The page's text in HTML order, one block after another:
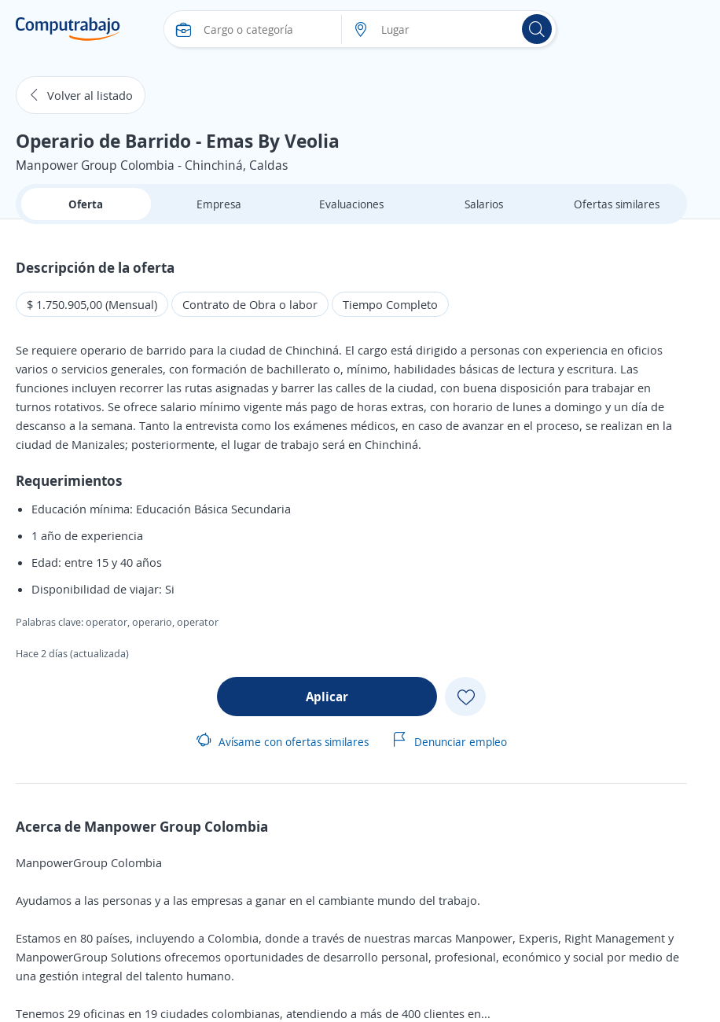
Volver al listado
Operario de Barrido - Emas By Veolia
Manpower Group Colombia - Chinchiná, Caldas
Oferta Empresa Evaluaciones Salarios Ofertas similares
Descripción de la oferta
$ 1.750.905,00 (Mensual) Contrato de Obra o labor Tiempo Completo
Se requiere operario de barrido para la ciudad de Chinchiná. El cargo está dirigido a personas con experiencia en oficios
varios o servicios generales, con formación de bachillerato o, mínimo, habilidades básicas de lectura y escritura. Las
funciones incluyen recorrer las rutas asignadas y barrer las calles de la ciudad, con buena disposición para trabajar en
turnos rotativos. Se ofrece salario mínimo vigente más pago de horas extras, con horario de lunes a domingo y un día de
descanso a la semana. Tanto la entrevista como los exámenes médicos, en caso de avanzar en el proceso, se realizan en la
ciudad de Manizales; posteriormente, el lugar de trabajo será en Chinchiná.
Requerimientos
Educación mínima: Educación Básica Secundaria
1 año de experiencia
Edad: entre 15 y 40 años
Disponibilidad de viajar: Si
Palabras clave: operator, operario, operator
Hace 2 días (actualizada)
Aplicar
Avísame con ofertas similares Denunciar empleo
Acerca de Manpower Group Colombia
ManpowerGroup Colombia
Ayudamos a las personas y a las empresas a ganar en el cambiante mundo del trabajo.
Estamos en 80 países, incluyendo a Colombia, donde a través de nuestras marcas Manpower, Experis, Right Management y
ManpowerGroup Solutions ofrecemos oportunidades de desarrollo personal, profesional, económico y social por medio de
una gestión integral del talento humano.
Tenemos 29 oficinas en 19 ciudades colombianas, atendiendo a más de 400 clientes en...